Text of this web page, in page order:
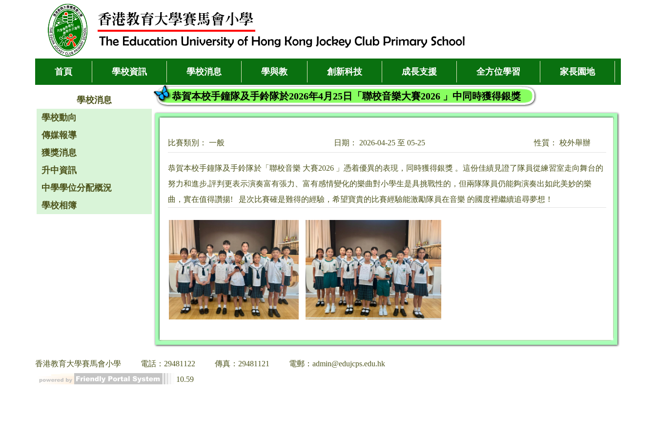
首頁 學校資訊 學校消息 學與教 創新科技 成長支援 全方位學習 家長園地
學校消息
學校動向
傳媒報導
獲獎消息
升中資訊
中學學位分配概況
學校相簿
恭賀本校手鐘隊及手鈴隊於2026年4月25日「聯校音樂大賽2026 」中同時獲得銀獎
比賽類別： 一般 日期： 2026-04-25 至 05-25 性質： 校外舉辦
恭賀本校手鐘隊及手鈴隊於「聯校音樂 大賽2026 」憑着優異的表現，同時獲得銀獎 。這份佳績見證了隊員從練習室走向舞台的
努力和進步,評判更表示演奏富有張力、富有感情變化的樂曲對小學生是具挑戰性的，但兩隊隊員仍能夠演奏出如此美妙的樂
曲，實在值得讚揚! 是次比賽確是難得的經驗，希望寶貴的比賽經驗能激勵隊員在音樂 的國度裡繼續追尋夢想！
香港教育大學賽馬會小學 電話：29481122 傳真：29481121
電郵：admin@edujcps.edu.hk
10.59